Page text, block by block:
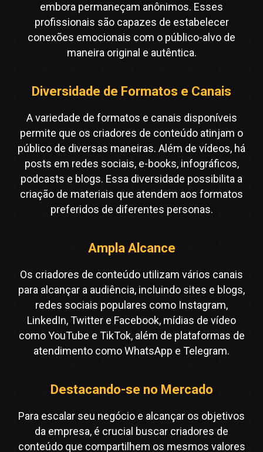
embora permaneçam anônimos. Esses
profissionais são capazes de estabelecer
conexões emocionais com o público-alvo de
maneira original e autêntica.
Diversidade de Formatos e Canais
A variedade de formatos e canais disponíveis
permite que os criadores de conteúdo atinjam o
público de diversas maneiras. Além de vídeos, há
posts em redes sociais, e-books, infográficos,
podcasts e blogs. Essa diversidade possibilita a
criação de materiais que atendem aos formatos
preferidos de diferentes personas.
Ampla Alcance
Os criadores de conteúdo utilizam vários canais
para alcançar a audiência, incluindo sites e blogs,
redes sociais populares como Instagram,
LinkedIn, Twitter e Facebook, mídias de vídeo
como YouTube e TikTok, além de plataformas de
atendimento como WhatsApp e Telegram.
Destacando-se no Mercado
Para escalar seu negócio e alcançar os objetivos
da empresa, é crucial buscar criadores de
conteúdo que compartilhem os mesmos valores